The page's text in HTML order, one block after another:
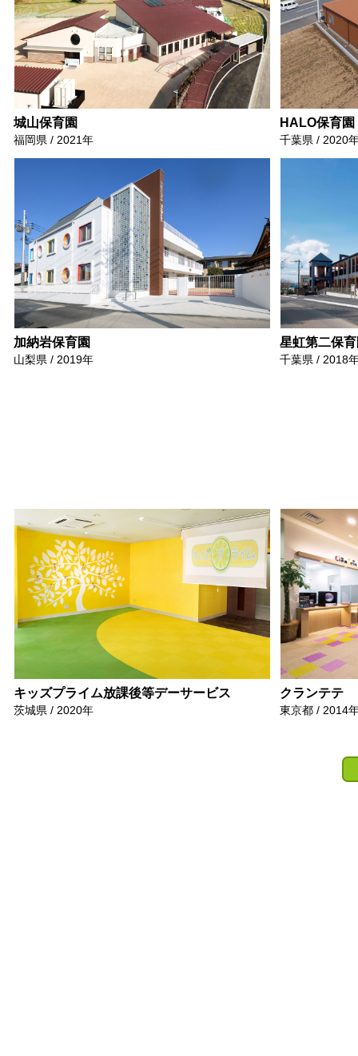
城山保育園
福岡県 / 2021年
HALO保育
千葉県 / 2020
加納岩保育園
山梨県 / 2019年
星虹第二保
千葉県 / 2018
キッズプライム放課後等デーサービス
茨城県 / 2020年
クランテテ
東京都 / 2014